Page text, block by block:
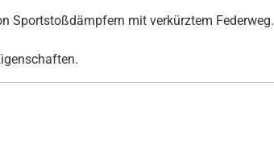
Sportstoßdämpfern mit verkürztem Federweg.